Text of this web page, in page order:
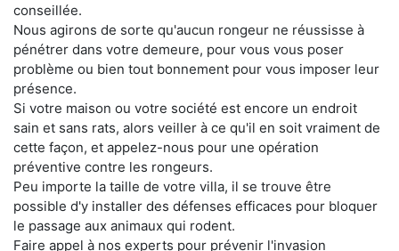
conseillée.
Nous agirons de sorte qu'aucun rongeur ne réussisse à
pénétrer dans votre demeure, pour vous vous poser
problème ou bien tout bonnement pour vous imposer leur
présence.
Si votre maison ou votre société est encore un endroit
sain et sans rats, alors veiller à ce qu'il en soit vraiment de
cette façon, et appelez-nous pour une opération
préventive contre les rongeurs.
Peu importe la taille de votre villa, il se trouve être
possible d'y installer des défenses efficaces pour bloquer
le passage aux animaux qui rodent.
Faire appel à nos experts pour prévenir l'invasion